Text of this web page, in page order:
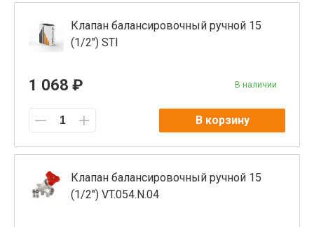
Клапан балансировочный ручной 15
(1/2") STI
1 068 ₽ В наличии
В корзину
Клапан балансировочный ручной 15
(1/2") VT.054.N.04